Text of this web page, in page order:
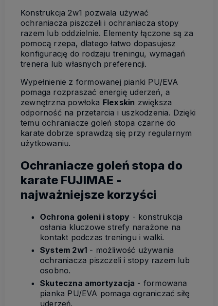
Konstrukcja 2w1 pozwala używać
ochraniacza piszczeli i ochraniacza stopy
razem lub oddzielnie. Elementy łączone są za
pomocą rzepa, dlatego łatwo dopasujesz
konfigurację do rodzaju treningu, wymagań
trenera lub własnych preferencji.
Wypełnienie z formowanej pianki PU/EVA
pomaga rozpraszać energię uderzeń, a
zewnętrzna powłoka Flexskin zwiększa
odporność na przetarcia i uszkodzenia. Dzięki
temu ochraniacze goleń stopa czarne do
karate dobrze sprawdzą się przy regularnym
użytkowaniu.
Ochraniacze goleń stopa do
karate FUJIMAE -
najważniejsze korzyści
Ochrona goleni i stopy - konstrukcja
osłania kluczowe strefy narażone na
kontakt podczas treningu i walki.
System 2w1 - możliwość używania
ochraniacza piszczeli i stopy razem lub
osobno.
Skuteczna amortyzacja - formowana
pianka PU/EVA pomaga ograniczać siłę
uderzeń.